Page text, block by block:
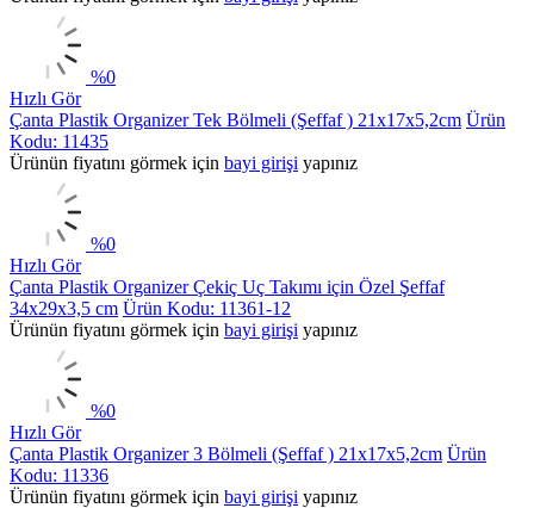
%0
Hızlı Gör
Çanta Plastik Organizer Tek Bölmeli (Şeffaf ) 21x17x5,2cm Ürün
Kodu: 11435
Ürünün fiyatını görmek için bayi girişi yapınız
%0
Hızlı Gör
Çanta Plastik Organizer Çekiç Uç Takımı için Özel Şeffaf
34x29x3,5 cm Ürün Kodu: 11361-12
Ürünün fiyatını görmek için bayi girişi yapınız
%0
Hızlı Gör
Çanta Plastik Organizer 3 Bölmeli (Şeffaf ) 21x17x5,2cm Ürün
Kodu: 11336
Ürünün fiyatını görmek için bayi girişi yapınız